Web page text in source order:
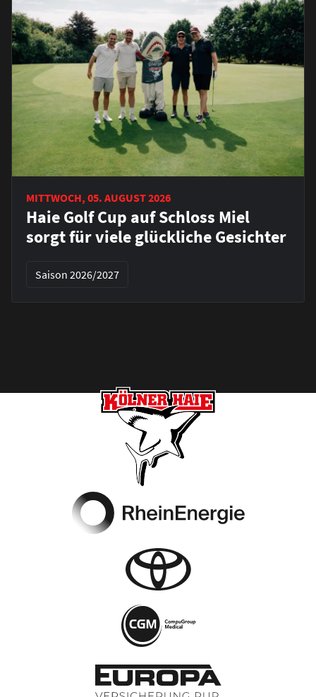
MITTWOCH, 05. AUGUST 2026
Haie Golf Cup auf Schloss Miel
sorgt für viele glückliche Gesichter
Saison 2026/2027